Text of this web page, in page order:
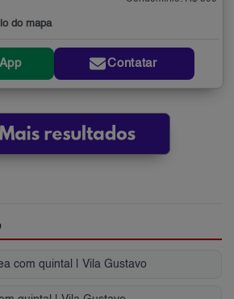
do mapa
Contatar
com quintal | Vila Gustavo